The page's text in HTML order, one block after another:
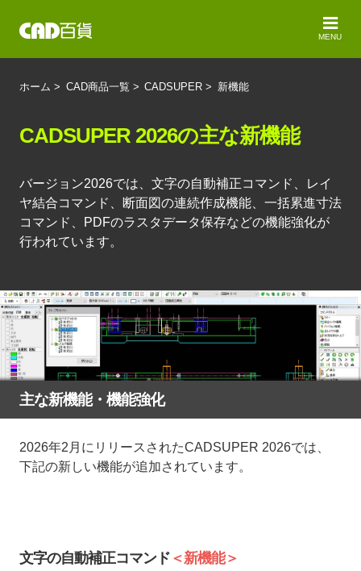
MENU
ホーム > CAD商品一覧 > CADSUPER > 新機能
CADSUPER 2026の主な新機能
バージョン2026では、文字の自動補正コマンド、レイ
ヤ結合コマンド、断面図の連続作成機能、一括累進寸法
コマンド、PDFのラスタデータ保存などの機能強化が
行われています。
主な新機能・機能強化
2026年2月にリリースされたCADSUPER 2026では、
下記の新しい機能が追加されています。
文字の自動補正コマンド ＜新機能＞